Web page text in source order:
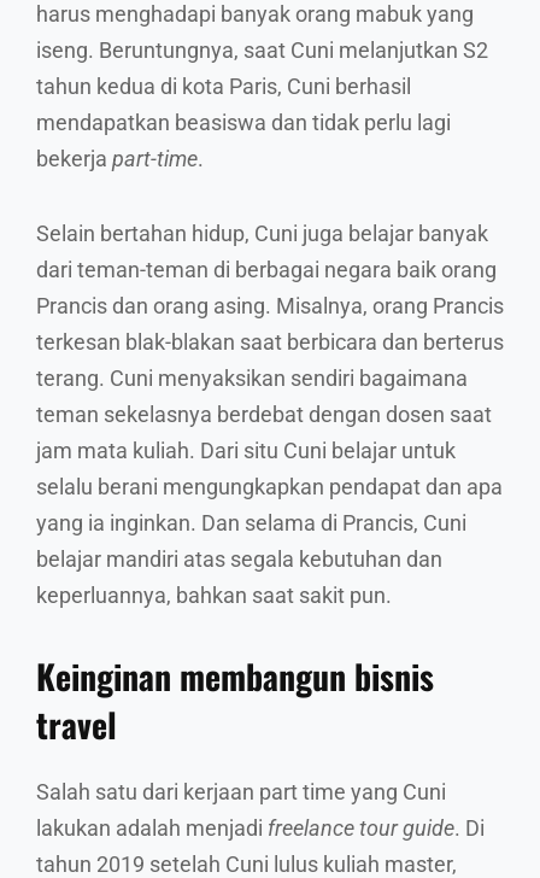
harus menghadapi banyak orang mabuk yang
iseng. Beruntungnya, saat Cuni melanjutkan S2
tahun kedua di kota Paris, Cuni berhasil
mendapatkan beasiswa dan tidak perlu lagi
bekerja part-time.
Selain bertahan hidup, Cuni juga belajar banyak
dari teman-teman di berbagai negara baik orang
Prancis dan orang asing. Misalnya, orang Prancis
terkesan blak-blakan saat berbicara dan berterus
terang. Cuni menyaksikan sendiri bagaimana
teman sekelasnya berdebat dengan dosen saat
jam mata kuliah. Dari situ Cuni belajar untuk
selalu berani mengungkapkan pendapat dan apa
yang ia inginkan. Dan selama di Prancis, Cuni
belajar mandiri atas segala kebutuhan dan
keperluannya, bahkan saat sakit pun.
Keinginan membangun bisnis
travel
Salah satu dari kerjaan part time yang Cuni
lakukan adalah menjadi freelance tour guide. Di
tahun 2019 setelah Cuni lulus kuliah master,